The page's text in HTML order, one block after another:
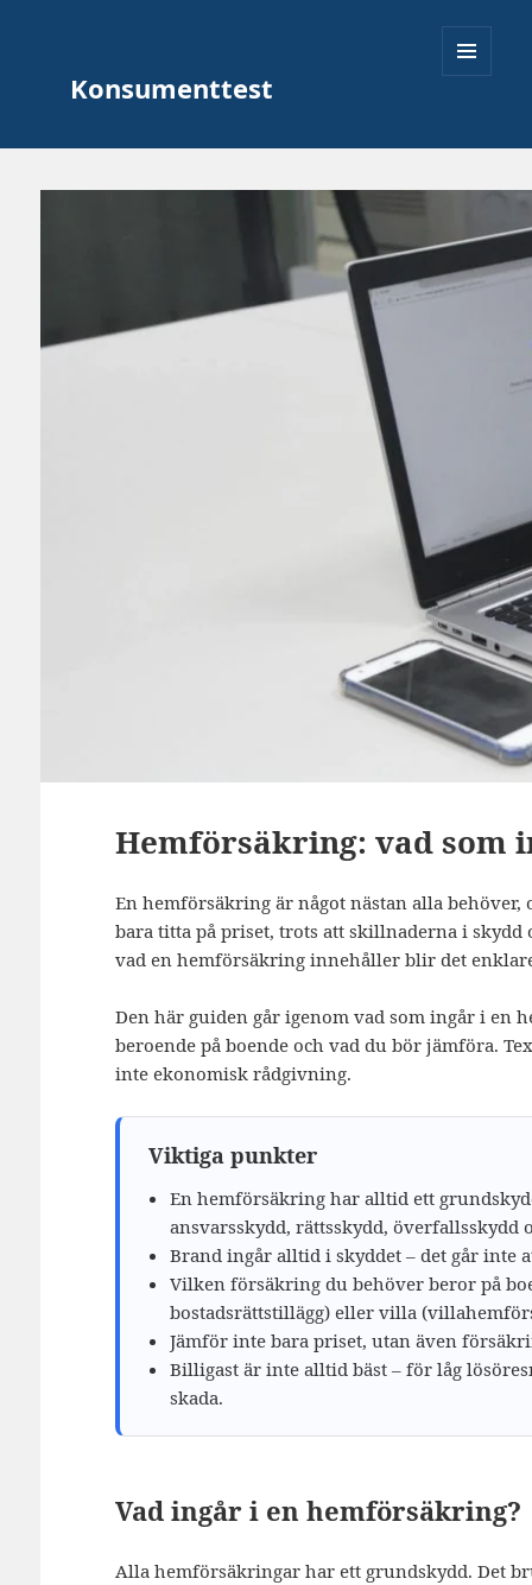
Konsumenttest
WIDGETS
Hemförsäkring: vad som
En hemförsäkring är något nästan alla
bara titta på priset, trots att skillnaderna i
vad en hemförsäkring innehåller blir det
Den här guiden går igenom vad som ingår i en
beroende på boende och vad du bör jämföra.
inte ekonomisk rådgivning.
Viktiga punkter
En hemförsäkring har alltid ett
ansvarsskydd, rättsskydd, överfallsskydd
Brand ingår alltid i skyddet – det går inte
Vilken försäkring du behöver beror på
bostadsrättstillägg) eller villa
Jämför inte bara priset, utan även
Billigast är inte alltid bäst – för låg
skada.
Vad ingår i en hemförsäkring?
Alla hemförsäkringar har ett grundskydd. Det